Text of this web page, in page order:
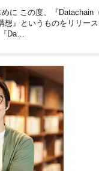
に この度、『Datachain
想』というものをリリー
Da…